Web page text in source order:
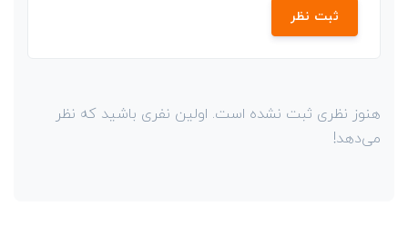
ثبت نظر
هنوز نظری ثبت نشده است. اولین نفری باشید که نظر
می‌دهد!